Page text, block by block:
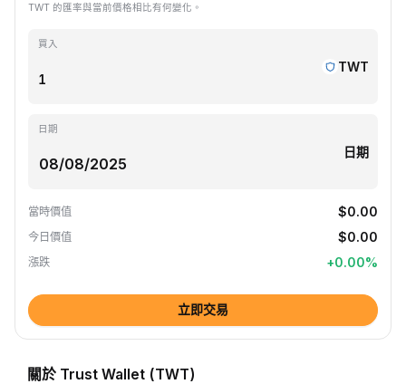
TWT 的匯率與當前價格相比有何變化。
買入
TWT
日期
日期
當時價值 $0.00
今日價值 $0.00
漲跌 +0.00%
立即交易
關於 Trust Wallet (TWT)